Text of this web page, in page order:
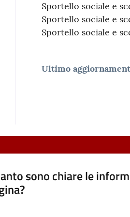
Sportello sociale e
Sportello sociale e
Sportello sociale e
Ultimo
sono chiare le